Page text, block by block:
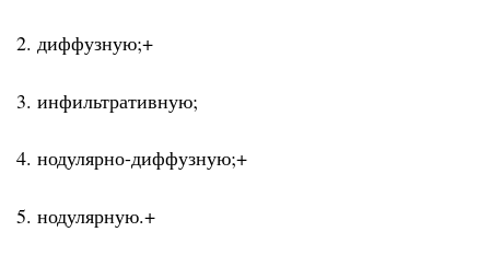
2. диффузную;+
3. инфильтративную;
4. нодулярно-диффузную;+
5. нодулярную.+